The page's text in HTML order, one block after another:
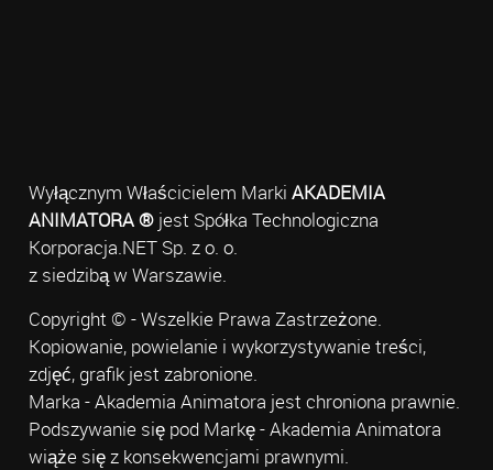
Wyłącznym Właścicielem Marki AKADEMIA
ANIMATORA ®jest Spółka Technologiczna
Korporacja.NET Sp. z o. o.
z siedzibą w Warszawie.
Copyright © - Wszelkie Prawa Zastrzeżone.
Kopiowanie, powielanie i wykorzystywanie treści,
zdjęć, grafik jest zabronione.
Marka - Akademia Animatora jest chroniona prawnie.
Podszywanie się pod Markę - Akademia Animatora
wiąże się z konsekwencjami prawnymi.